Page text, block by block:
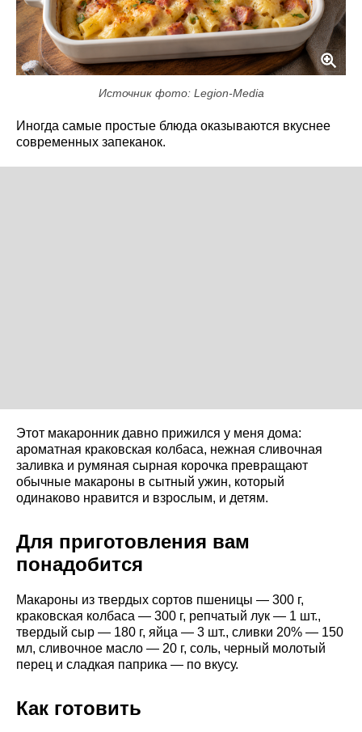
Источник фото: Legion-Media
Иногда самые простые блюда оказываются вкуснее
современных запеканок.
Этот макаронник давно прижился у меня дома:
ароматная краковская колбаса, нежная сливочная
заливка и румяная сырная корочка превращают
обычные макароны в сытный ужин, который
одинаково нравится и взрослым, и детям.
Для приготовления вам
понадобится
Макароны из твердых сортов пшеницы — 300 г,
краковская колбаса — 300 г, репчатый лук — 1 шт.,
твердый сыр — 180 г, яйца — 3 шт., сливки 20% — 150
мл, сливочное масло — 20 г, соль, черный молотый
перец и сладкая паприка — по вкусу.
Как готовить